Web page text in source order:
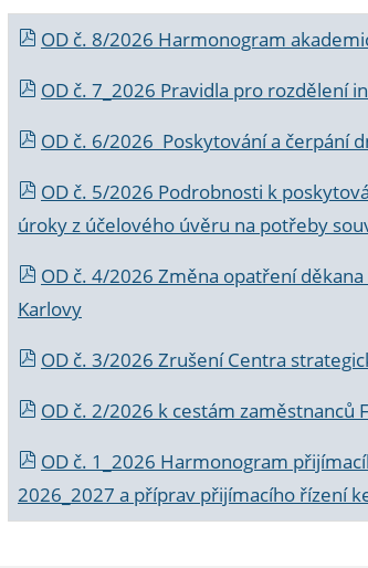
OD č. 8/2026 Harmonogram
OD č. 7_2026 Pravidla pro rozdělení
OD č. 6/2026 Poskytování a čerpání
OD č. 5/2026 Podrobnosti k
úroky z účelového úvěru na potřeby
OD č. 4/2026 Změna opatření
Karlovy
OD č. 3/2026 Zrušení Centra
OD č. 2/2026 k cestám zaměstnanců
OD č. 1_2026 Harmonogram
2026_2027 a příprav přijímacího řízení